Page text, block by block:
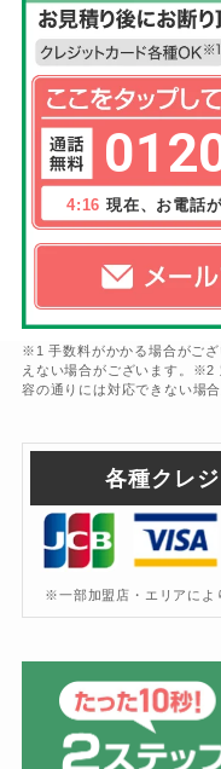
4:16 現在、お電話
※1 手数料がかかる場合がご
えない場合がございます。※2
容の通りには対応できない場合
各種クレ
※一部加盟店・エリアによ